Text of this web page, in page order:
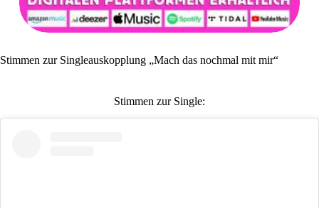
Stimmen zur Singleauskopplung „Mach das nochmal mit mir“
Stimmen zur Single: